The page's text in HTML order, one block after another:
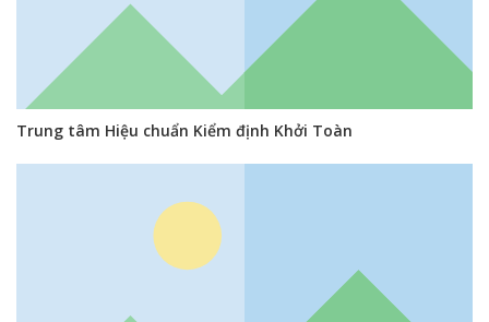
Trung tâm Hiệu chuẩn Kiểm định Khởi Toàn